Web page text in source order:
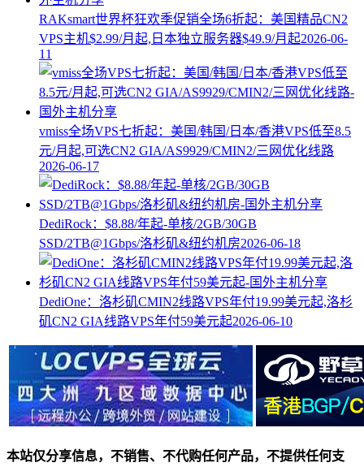
RAKsmart世界杯狂欢季促销全场6折起：美国精品CN2
VPS主机$2.99/月起,日本独立服务器$49.9/月起2026-06-
11
vmiss全场VPS七折起：美国/韩国/日本/香港VPS低至8.5
元/月起,可选CN2 GIA/AS9929/CMIN2/三网优化线路
2026-06-17
DediRock：$8.88/年起-单核/2GB/30GB
SSD/2TB@1Gbps/洛杉矶&纽约机房2026-06-18
DediOne：洛杉矶CMIN2线路VPS年付19.99美元起,洛杉
矶CN2 GIA线路VPS年付59美元起2026-06-10
本站仅分享信息，不销售、不代购任何产品，不提供任何支